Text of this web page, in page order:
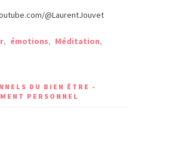
@LaurentJouvet
, émotions, Méditation,
DU BIEN ÊTRE -
PERSONNEL